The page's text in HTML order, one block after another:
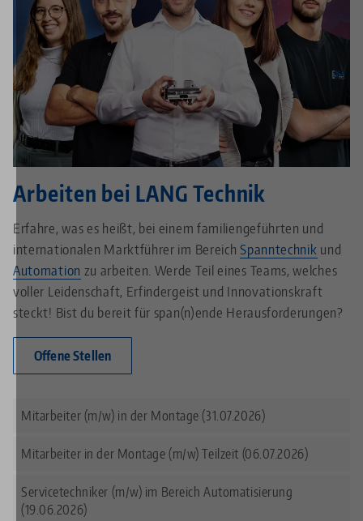
Erfahre, was es heißt, bei einem familiengeführten und
internationalen Marktführer im BereichSpanntechnikund
Automationzu arbeiten. Werde Teil eines Teams, welches
voller Leidenschaft, Erfindergeist und Innovationskraft
steckt! Bist du bereit für span(n)ende Herausforderungen?
Offene Stellen
Servicetechniker (m/w) im Bereich Automatisierung